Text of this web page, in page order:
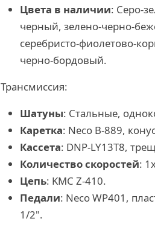
Цвета в наличии: Серо-
черный, зелено-черно-
серебристо-фиолетово-
черно-бордовый.
Трансмиссия:
Шатуны: Стальные,
Каретка: Neco B-889,
Кассета: DNP-LY13T8,
Количество скоростей:
Цепь: KMC Z-410.
Педали: Neco WP401,
1/2".